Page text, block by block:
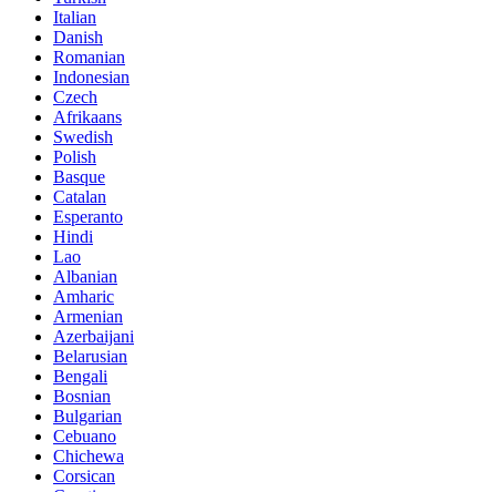
Italian
Danish
Romanian
Indonesian
Czech
Afrikaans
Swedish
Polish
Basque
Catalan
Esperanto
Hindi
Lao
Albanian
Amharic
Armenian
Azerbaijani
Belarusian
Bengali
Bosnian
Bulgarian
Cebuano
Chichewa
Corsican